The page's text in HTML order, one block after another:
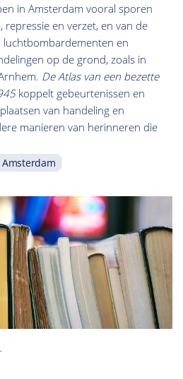
in Amsterdam vooral sporen
repressie en verzet, en van de
en
op de grond, zoals in
De Atlas van een bezette
koppelt gebeurtenissen en
van handeling en
manieren van herinneren die
Amsterdam